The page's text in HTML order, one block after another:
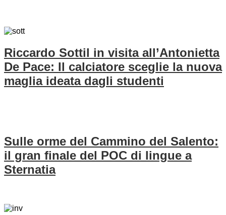
Riccardo Sottil in visita all’Antonietta
De Pace: Il calciatore sceglie la nuova
maglia ideata dagli studenti
Sulle orme del Cammino del Salento:
il gran finale del POC di lingue a
Sternatia